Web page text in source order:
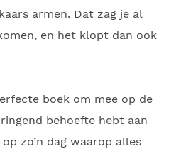
armen. Dat zag je al
en het klopt dan ook
boek om mee op de
behoefte hebt aan
zo’n dag waarop alles